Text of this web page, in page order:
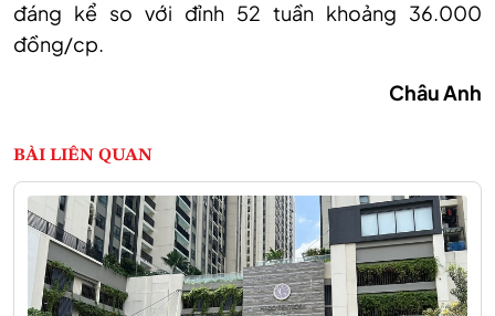
đáng kể so với đỉnh 52 tuần khoảng 36.000
đồng/cp.
Châu Anh
BÀI LIÊN QUAN